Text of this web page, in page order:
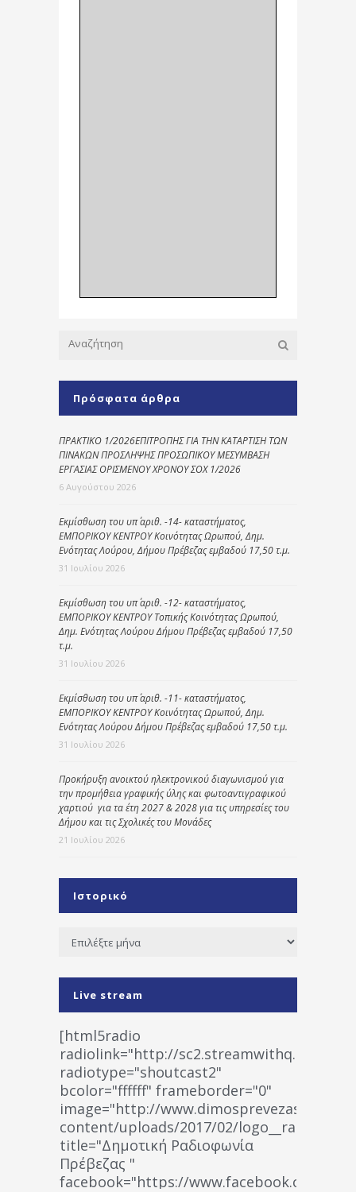
Πρόσφατα άρθρα
ΠΡΑΚΤΙΚΟ 1/2026ΕΠΙΤΡΟΠΗΣ ΓΙΑ ΤΗΝ ΚΑΤΑΡΤΙΣΗ ΤΩΝ
ΠΙΝΑΚΩΝ ΠΡΟΣΛΗΨΗΣ ΠΡΟΣΩΠΙΚΟΥ ΜΕΣΥΜΒΑΣΗ
ΕΡΓΑΣΙΑΣ ΟΡΙΣΜΕΝΟΥ ΧΡΟΝΟΥ ΣΟΧ 1/2026
6 Αυγούστου 2026
Εκμίσθωση του υπ΄ αριθ. -14- καταστήματος,
ΕΜΠΟΡΙΚΟΥ ΚΕΝΤΡΟΥ Κοινότητας Ωρωπού, Δημ.
Ενότητας Λούρου, Δήμου Πρέβεζας εμβαδού 17,50 τ.μ.
31 Ιουλίου 2026
Εκμίσθωση του υπ΄ αριθ. -12- καταστήματος,
ΕΜΠΟΡΙΚΟΥ ΚΕΝΤΡΟΥ Τοπικής Κοινότητας Ωρωπού,
Δημ. Ενότητας Λούρου Δήμου Πρέβεζας εμβαδού 17,50
τ.μ.
31 Ιουλίου 2026
Εκμίσθωση του υπ΄ αριθ. -11- καταστήματος,
ΕΜΠΟΡΙΚΟΥ ΚΕΝΤΡΟΥ Κοινότητας Ωρωπού, Δημ.
Ενότητας Λούρου Δήμου Πρέβεζας εμβαδού 17,50 τ.μ.
31 Ιουλίου 2026
Προκήρυξη ανοικτού ηλεκτρονικού διαγωνισμού για
την προμήθεια γραφικής ύλης και φωτοαντιγραφικού
χαρτιού για τα έτη 2027 & 2028 για τις υπηρεσίες του
Δήμου και τις Σχολικές του Μονάδες
21 Ιουλίου 2026
Ιστορικό
Ιστορικό
Live stream
[html5radio
radiolink="http://
radiotype="shoutcast2"
bcolor="ffffff" frameborder="0"
image="http://www.dimosprevezas.gr/wp-
content/uploads/2017/02/
title="Δημοτική Ραδιοφωνία
Πρέβεζας "
facebook="https://www.facebook.com/